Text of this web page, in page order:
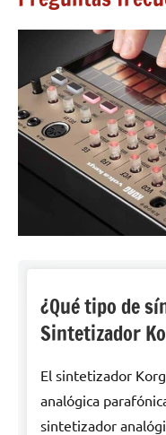
¿Qué tipo de
Sintetizador
El sintetizador
analógica
sintetizador